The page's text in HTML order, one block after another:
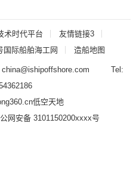
术时代平台
友情链接3
国际船舶海工网 造船地图
china@ishipoffshore.com Tel:
低空天地
网安备 3101150200xxxx号